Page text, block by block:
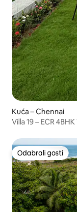
Kuća – Chennai
Villa 19 – ECR
Odabrali gosti
Odabrali gosti